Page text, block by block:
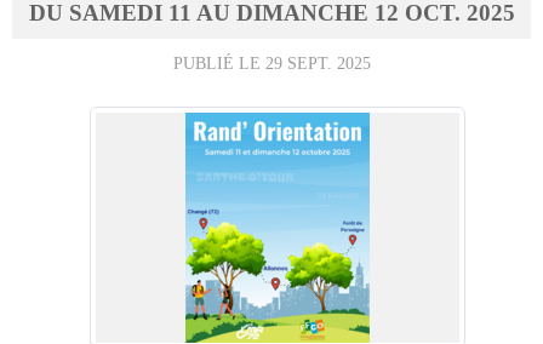
DU SAMEDI 11 AU DIMANCHE 12 OCT. 2025
PUBLIÉ LE 29 SEPT. 2025